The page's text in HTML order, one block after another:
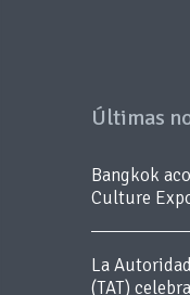
Últimas
Bangkok
Culture
La
(TAT)